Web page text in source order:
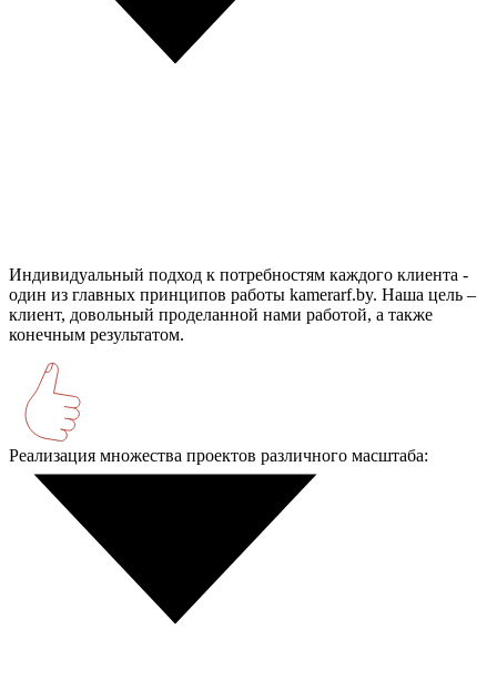
Индивидуальный подход к потребностям каждого клиента -
один из главных принципов работы kamerarf.by. Наша цель –
клиент, довольный проделанной нами работой, а также
конечным результатом.
Реализация множества проектов различного масштаба: